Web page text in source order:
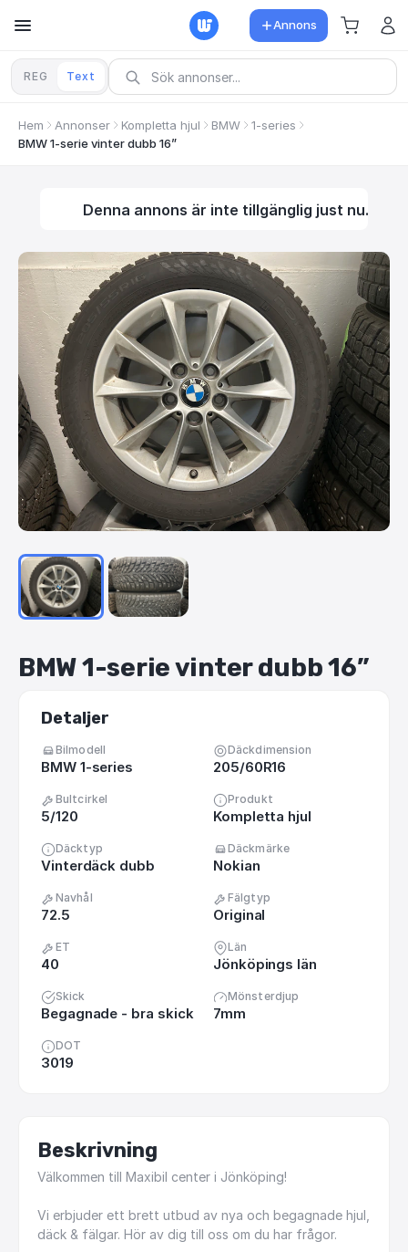
Annons
REG Text
Hem Annonser Kompletta hjul BMW
1-series
BMW 1-serie vinter dubb 16”
Denna annons är inte tillgänglig just nu.
BMW1-serievinter dubb16”
Detaljer
Bilmodell
BMW 1-series
Däckdimension
205/60R16
Bultcirkel
5/120
Produkt
Kompletta hjul
Däcktyp
Vinterdäck dubb
Däckmärke
Nokian
Navhål
72.5
Fälgtyp
Original
ET
40
Län
Jönköpings län
Skick
Begagnade - bra skick
Mönsterdjup
7mm
DOT
3019
Beskrivning
Välkommen till Maxibil center i Jönköping!
Vi erbjuder ett brett utbud av nya och begagnade hjul,
däck & fälgar. Hör av dig till oss om du har frågor.